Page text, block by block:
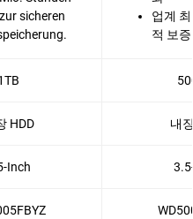
sicheren
업계
적 보증
HDD 내
Inch